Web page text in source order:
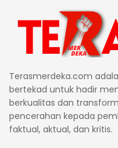
Terasmerdeka.com
bertekad untuk hadir
berkualitas dan
pencerahan kepada
faktual, aktual, dan kritis.